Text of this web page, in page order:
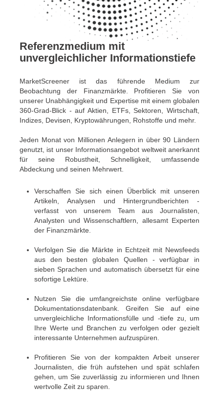
Referenzmedium mit
unvergleichlicher Informationstiefe
MarketScreener ist das führende Medium zur
Beobachtung der Finanzmärkte. Profitieren Sie von
unserer Unabhängigkeit und Expertise mit einem globalen
360-Grad-Blick - auf Aktien, ETFs, Sektoren, Wirtschaft,
Indizes, Devisen, Kryptowährungen, Rohstoffe und mehr.
Jeden Monat von Millionen Anlegern in über 90 Ländern
genutzt, ist unser Informationsangebot weltweit anerkannt
für seine Robustheit, Schnelligkeit, umfassende
Abdeckung und seinen Mehrwert.
Verschaffen Sie sich einen Überblick mit unseren
Artikeln, Analysen und Hintergrundberichten -
verfasst von unserem Team aus Journalisten,
Analysten und Wissenschaftlern, allesamt Experten
der Finanzmärkte.
Verfolgen Sie die Märkte in Echtzeit mit Newsfeeds
aus den besten globalen Quellen - verfügbar in
sieben Sprachen und automatisch übersetzt für eine
sofortige Lektüre.
Nutzen Sie die umfangreichste online verfügbare
Dokumentationsdatenbank. Greifen Sie auf eine
unvergleichliche Informationsfülle und -tiefe zu, um
Ihre Werte und Branchen zu verfolgen oder gezielt
interessante Unternehmen aufzuspüren.
Profitieren Sie von der kompakten Arbeit unserer
Journalisten, die früh aufstehen und spät schlafen
gehen, um Sie zuverlässig zu informieren und Ihnen
wertvolle Zeit zu sparen.